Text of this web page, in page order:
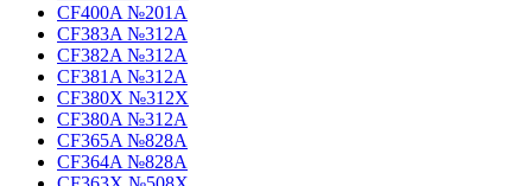
CF400A №201A
CF383A №312A
CF382A №312A
CF381A №312A
CF380X №312X
CF380A №312A
CF365A №828A
CF364A №828A